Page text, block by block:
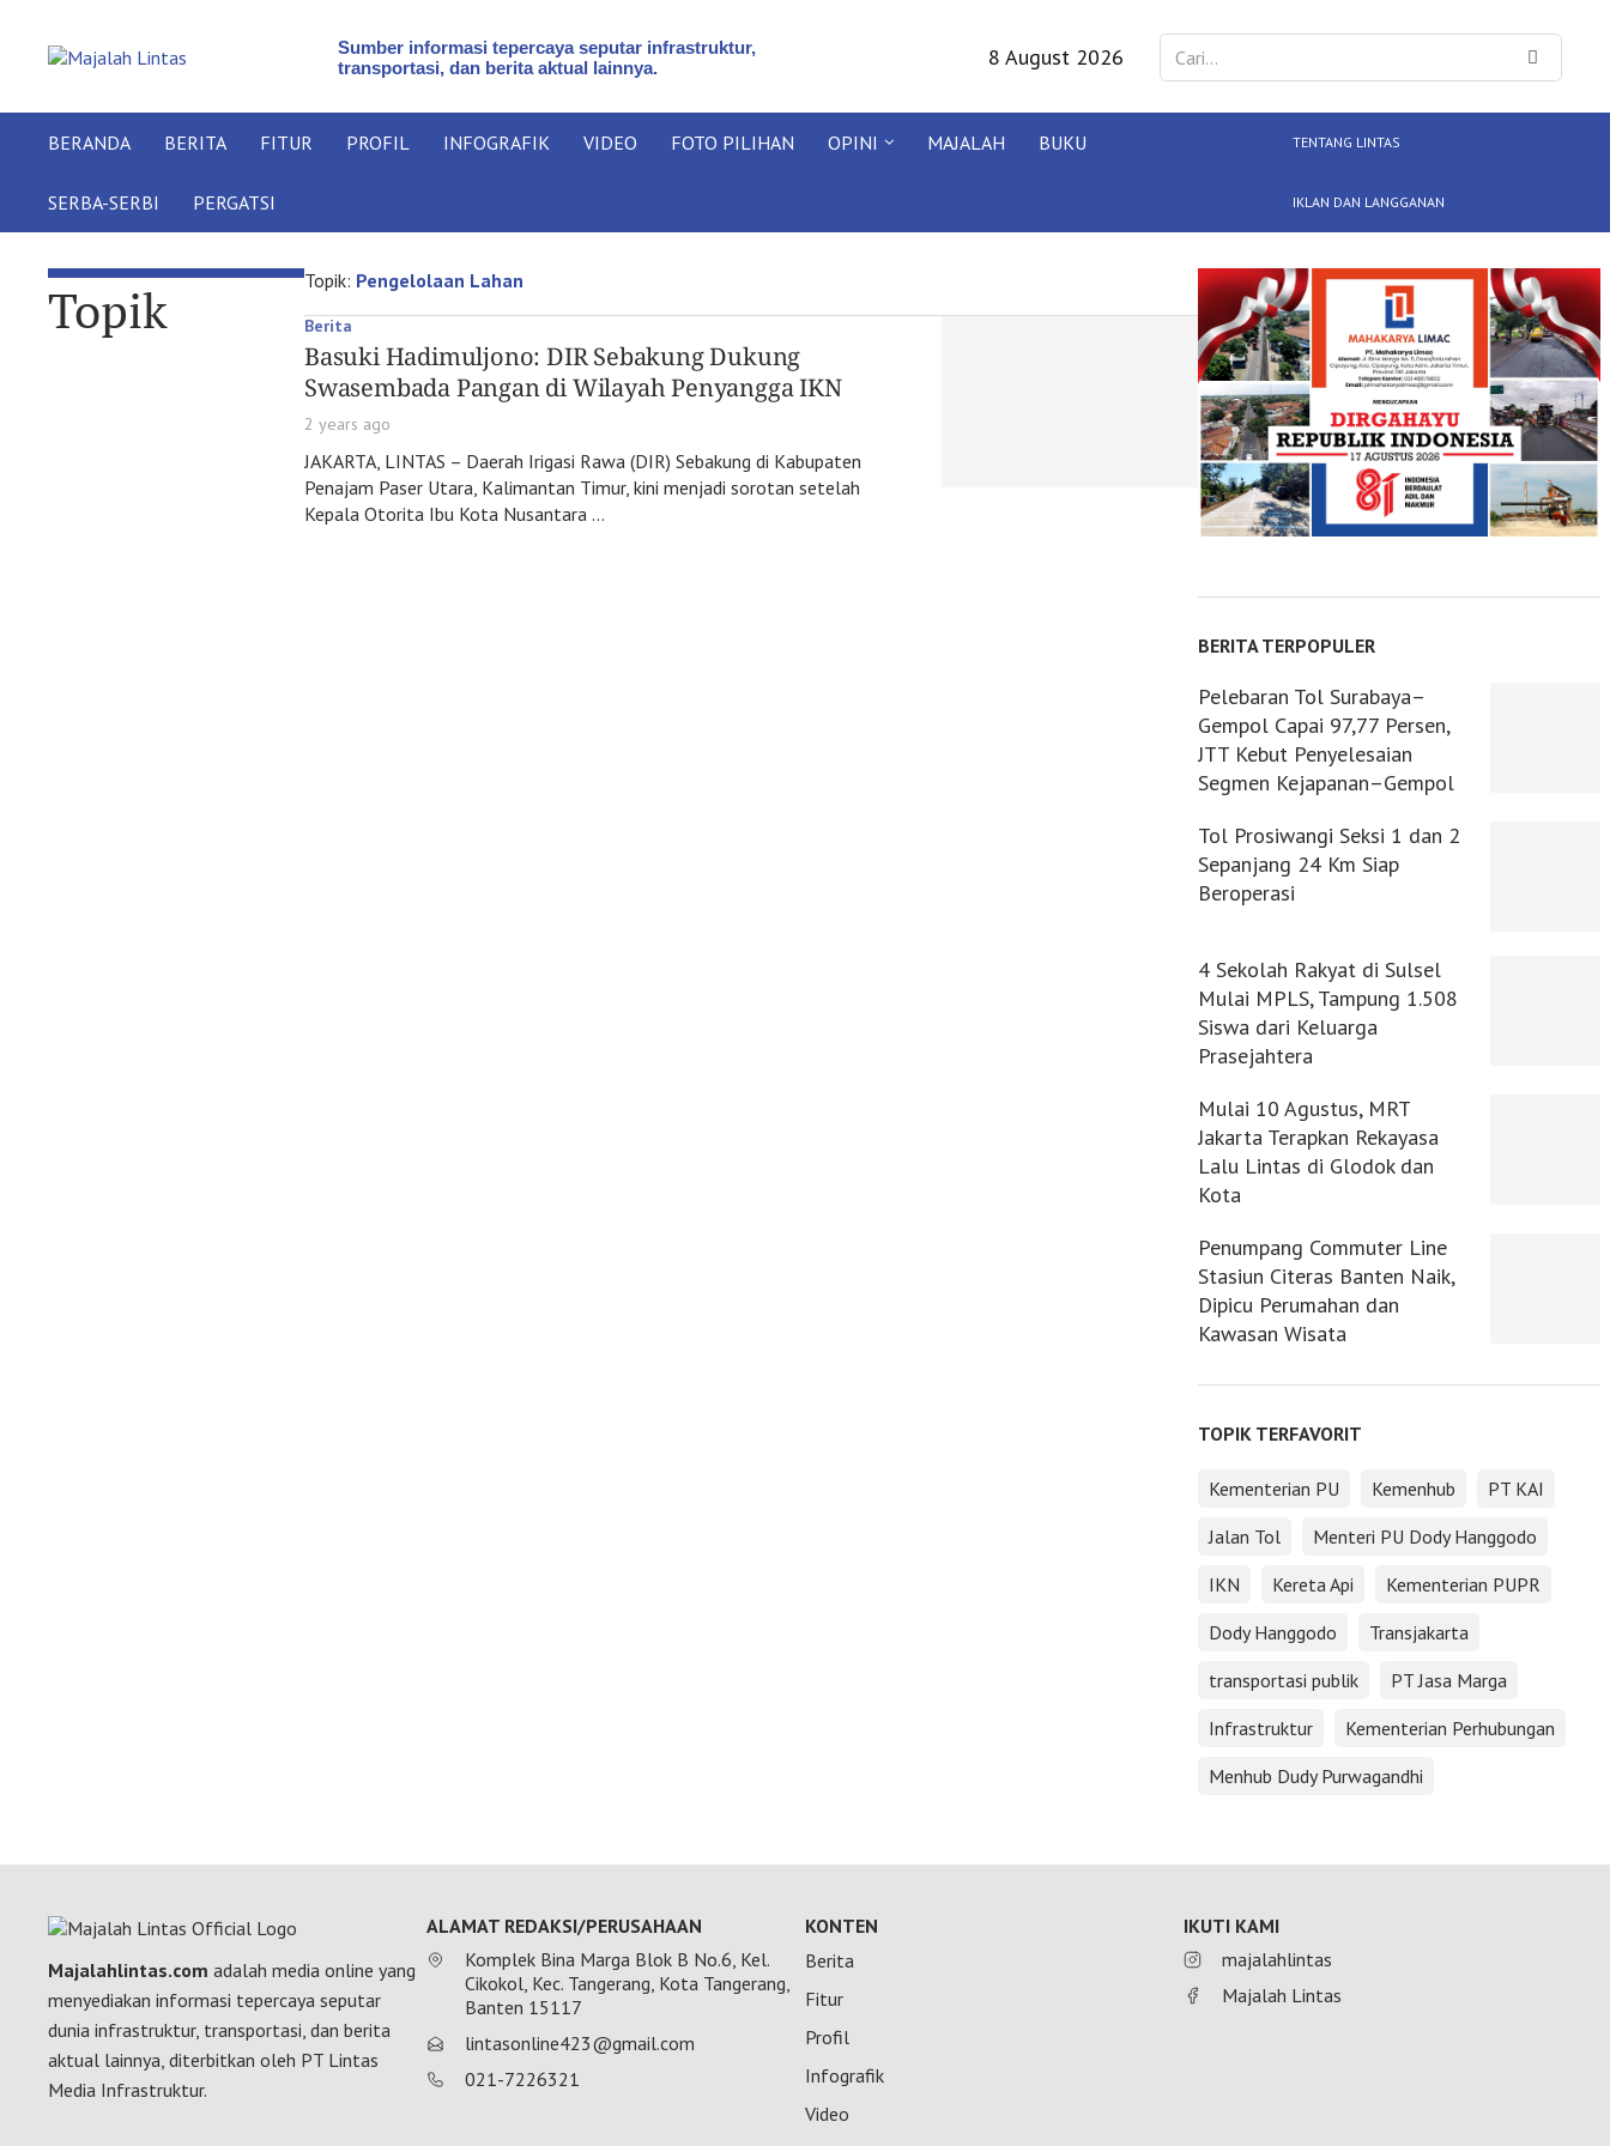
Sumber informasi tepercaya seputar infrastruktur,
transportasi, dan berita aktual lainnya.
8 August 2026
BERANDA BERITA FITUR PROFIL INFOGRAFIK VIDEO FOTO PILIHAN OPINI MAJALAH BUKU
SERBA-SERBI PERGATSI
TENTANG LINTAS
IKLAN DAN LANGGANAN
Topik Topik: Pengelolaan Lahan
Berita
Basuki Hadimuljono: DIR Sebakung Dukung
Swasembada Pangan di Wilayah Penyangga IKN
2 years ago
JAKARTA, LINTAS – Daerah Irigasi Rawa (DIR) Sebakung di Kabupaten
Penajam Paser Utara, Kalimantan Timur, kini menjadi sorotan setelah
Kepala Otorita Ibu Kota Nusantara …
BERITA TERPOPULER
Pelebaran Tol Surabaya–
Gempol Capai 97,77 Persen,
JTT Kebut Penyelesaian
Segmen Kejapanan–Gempol
Tol Prosiwangi Seksi 1 dan 2
Sepanjang 24 Km Siap
Beroperasi
4 Sekolah Rakyat di Sulsel
Mulai MPLS, Tampung 1.508
Siswa dari Keluarga
Prasejahtera
Mulai 10 Agustus, MRT
Jakarta Terapkan Rekayasa
Lalu Lintas di Glodok dan
Kota
Penumpang Commuter Line
Stasiun Citeras Banten Naik,
Dipicu Perumahan dan
Kawasan Wisata
TOPIK TERFAVORIT
Kementerian PU Kemenhub
PT KAI
Jalan Tol
Menteri PU Dody Hanggodo
IKN
Kereta Api
Kementerian PUPR
Dody Hanggodo
Transjakarta
transportasi publik
PT Jasa Marga
Infrastruktur
Kementerian Perhubungan
Menhub Dudy Purwagandhi
Majalahlintas.com adalah media online yang
menyediakan informasi tepercaya seputar
dunia infrastruktur, transportasi, dan berita
aktual lainnya, diterbitkan oleh PT Lintas
Media Infrastruktur.
ALAMAT REDAKSI/PERUSAHAAN
Komplek Bina Marga Blok B No.6, Kel.
Cikokol, Kec. Tangerang, Kota Tangerang,
Banten 15117
lintasonline423@gmail.com
021-7226321
KONTEN
Berita
Fitur
Profil
Infografik
Video
IKUTI KAMI
majalahlintas
Majalah Lintas